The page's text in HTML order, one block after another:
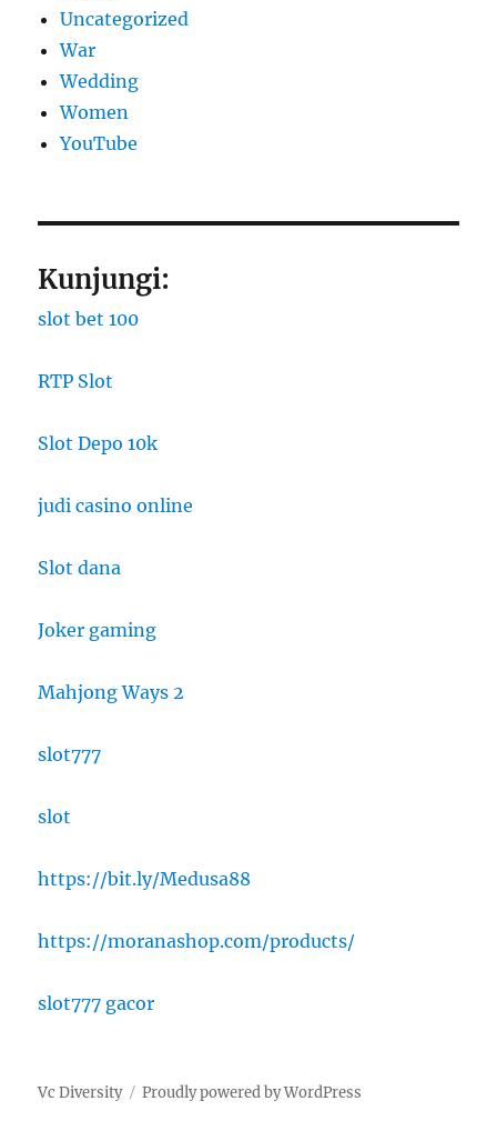
Uncategorized
War
Wedding
Women
YouTube
Kunjungi:
slot bet 100
RTP Slot
Slot Depo 10k
judi casino online
Slot dana
Joker gaming
Mahjong Ways 2
slot777
slot
https://bit.ly/Medusa88
https://moranashop.com/products/
slot777 gacor
Vc Diversity Proudly powered by WordPress